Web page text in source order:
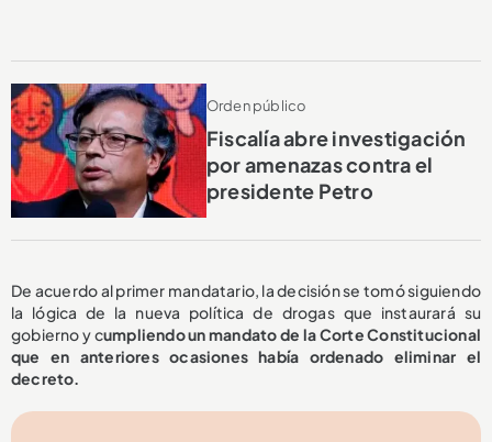
Orden público
Fiscalía abre investigación
por amenazas contra el
presidente Petro
De acuerdo al primer mandatario, la decisión se tomó siguiendo
la lógica de la nueva política de drogas que instaurará su
gobierno y cumpliendo un mandato de la Corte Constitucional
que en anteriores ocasiones había ordenado eliminar el
decreto.